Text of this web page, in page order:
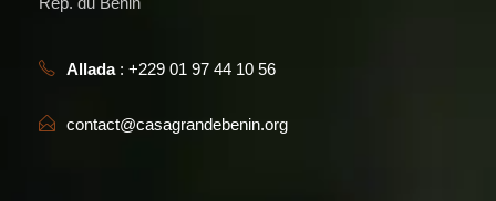
Allada: +229 01 97 44 10 56
contact@casagrandebenin.org